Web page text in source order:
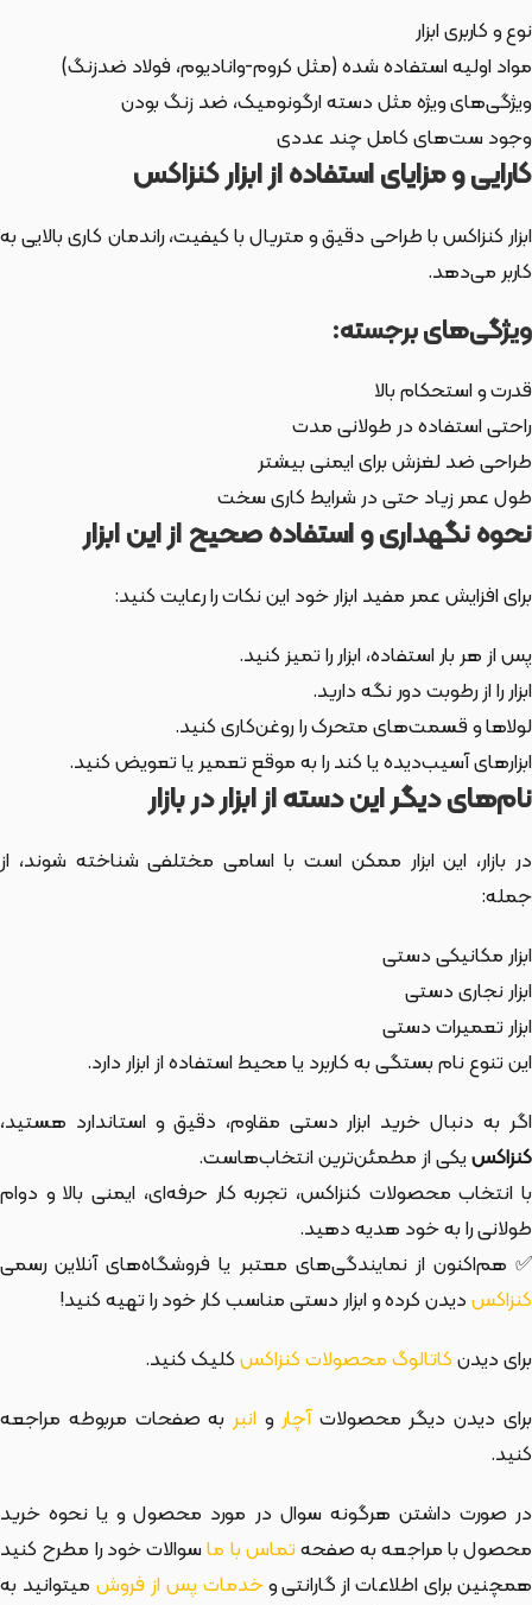
نوع و کاربری ابزار
مواد اولیه استفاده شده (مثل کروم-وانادیوم، فولاد ضدزنگ)
ویژگی‌های ویژه مثل دسته ارگونومیک، ضد زنگ بودن
وجود ست‌های کامل چند عددی
کارایی و مزایای استفاده از ابزار کنزاکس
ابزار کنزاکس با طراحی دقیق و متریال با کیفیت، راندمان کاری بالایی به
کاربر می‌دهد.
ویژگی‌های برجسته:
قدرت و استحکام بالا
راحتی استفاده در طولانی مدت
طراحی ضد لغزش برای ایمنی بیشتر
طول عمر زیاد حتی در شرایط کاری سخت
نحوه نگهداری و استفاده صحیح از این ابزار
برای افزایش عمر مفید ابزار خود این نکات را رعایت کنید:
پس از هر بار استفاده، ابزار را تمیز کنید.
ابزار را از رطوبت دور نگه دارید.
لولاها و قسمت‌های متحرک را روغن‌کاری کنید.
ابزارهای آسیب‌دیده یا کند را به موقع تعمیر یا تعویض کنید.
نام‌های دیگر این دسته از ابزار در بازار
در بازار، این ابزار ممکن است با اسامی مختلفی شناخته شوند، از
جمله:
ابزار مکانیکی دستی
ابزار نجاری دستی
ابزار تعمیرات دستی
این تنوع نام بستگی به کاربرد یا محیط استفاده از ابزار دارد.
اگر به دنبال خرید ابزار دستی مقاوم، دقیق و استاندارد هستید،
کنزاکسیکی از مطمئن‌ترین انتخاب‌هاست.
با انتخاب محصولات کنزاکس، تجربه کار حرفه‌ای، ایمنی بالا و دوام
طولانی را به خود هدیه دهید.
✅ هم‌اکنون از نمایندگی‌های معتبر یا فروشگاه‌های آنلاین رسمی
کنزاکسدیدن کرده و ابزار دستی مناسب کار خود را تهیه کنید!
برای دیدنکاتالوگ محصولات کنزاکسکلیک کنید.
برای دیدن دیگر محصولاتآچار و انبربه صفحات مربوطه مراجعه
کنید.
در صورت داشتن هرگونه سوال در مورد محصول و یا نحوه خرید
محصول با مراجعه به صفحهتماس با ماسوالات خود را مطرح کنید
همچنین برای اطلاعات از گارانتی وخدمات پس از فروش میتوانید به